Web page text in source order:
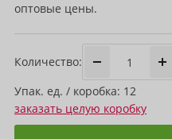
оптовые цены.
Количество:
Упак. ед. / коробка: 12
заказать целую коробку